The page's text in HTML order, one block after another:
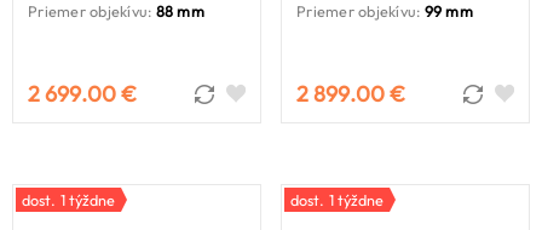
Priemer objekívu: 88 mm
2 699.00 €
Priemer objekívu: 99 mm
2 899.00 €
dost. 1 týždne dost. 1 týždne